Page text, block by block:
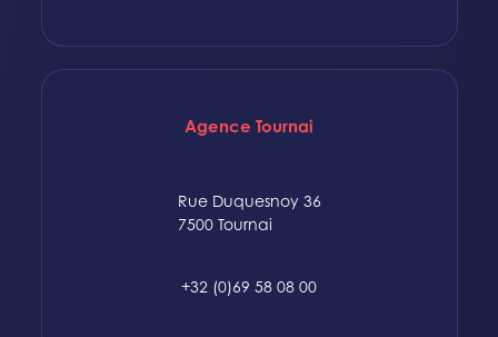
Agence Tournai
Rue Duquesnoy 36
7500 Tournai
+32 (0)69 58 08 00